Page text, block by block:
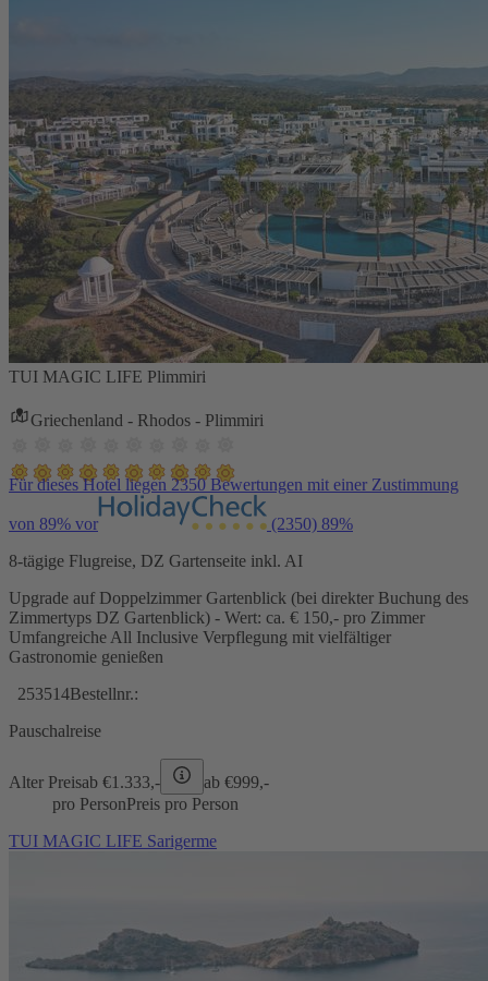
TUI MAGIC LIFE Plimmiri
Griechenland - Rhodos - Plimmiri
Für dieses Hotel liegen 2350 Bewertungen mit einer Zustimmung
von 89% vor (2350) 89%
8-tägige Flugreise, DZ Gartenseite inkl. AI
Upgrade auf Doppelzimmer Gartenblick (bei direkter Buchung des
Zimmertyps DZ Gartenblick) - Wert: ca. € 150,- pro Zimmer
Umfangreiche All Inclusive Verpflegung mit vielfältiger
Gastronomie genießen
253514Bestellnr.:
Pauschalreise
Alter Preisab €1.333,- ab €999,-
pro PersonPreis pro Person
TUI MAGIC LIFE Sarigerme